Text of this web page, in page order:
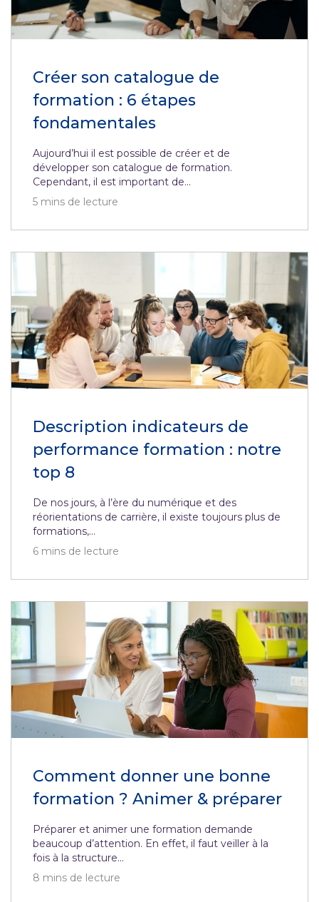
Créer son catalogue de
formation : 6 étapes
fondamentales
Aujourd’hui il est possible de créer et de
développer son catalogue de formation.
Cependant, il est important de...
5 mins de lecture
Description indicateurs de
performance formation : notre
top 8
De nos jours, à l’ère du numérique et des
réorientations de carrière, il existe toujours plus de
formations,...
6 mins de lecture
Comment donner une bonne
formation ? Animer & préparer
Préparer et animer une formation demande
beaucoup d’attention. En effet, il faut veiller à la
fois à la structure...
8 mins de lecture